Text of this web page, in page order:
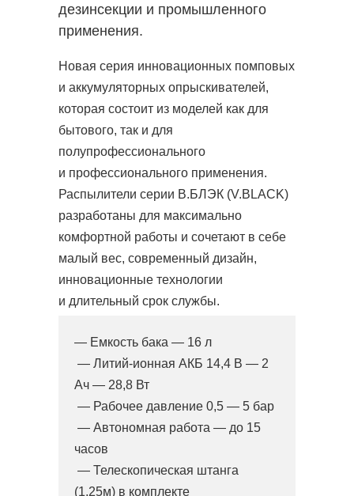
дезинсекции и промышленного
применения.
Новая серия инновационных помповых
и аккумуляторных опрыскивателей,
которая состоит из моделей как для
бытового, так и для
полупрофессионального
и профессионального применения.
Распылители серии В.БЛЭК (V.BLACK)
разработаны для максимально
комфортной работы и сочетают в себе
малый вес, современный дизайн,
инновационные технологии
и длительный срок службы.
— Емкость бака — 16 л
— Литий-ионная АКБ 14,4 В — 2
Ач — 28,8 Вт
— Рабочее давление 0,5 — 5 бар
— Автономная работа — до 15
часов
— Телескопическая штанга
(1,25м) в комплекте